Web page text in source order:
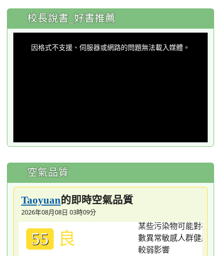
:::
校長說書_好書推薦
因格式不支援、伺服器或網路的問題無法載入媒體。
空氣品質
Taoyuan的即時空氣品質
2026年08月08日 03時09分
55 良